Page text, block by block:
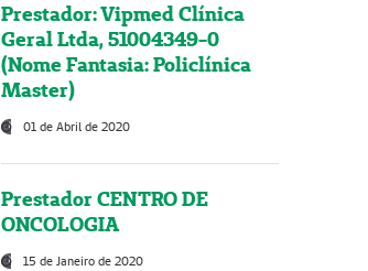
Prestador: Vipmed Clínica
Geral Ltda, 51004349-0
(Nome Fantasia: Policlínica
Master)
01 de Abril de 2020
Prestador CENTRO DE
ONCOLOGIA
15 de Janeiro de 2020